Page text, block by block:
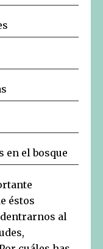
en el bosque
éstos
al